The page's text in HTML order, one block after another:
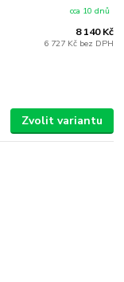
8 140 Kč
6 727 Kč bez DPH
cca 10 dnů
Zvolit variantu